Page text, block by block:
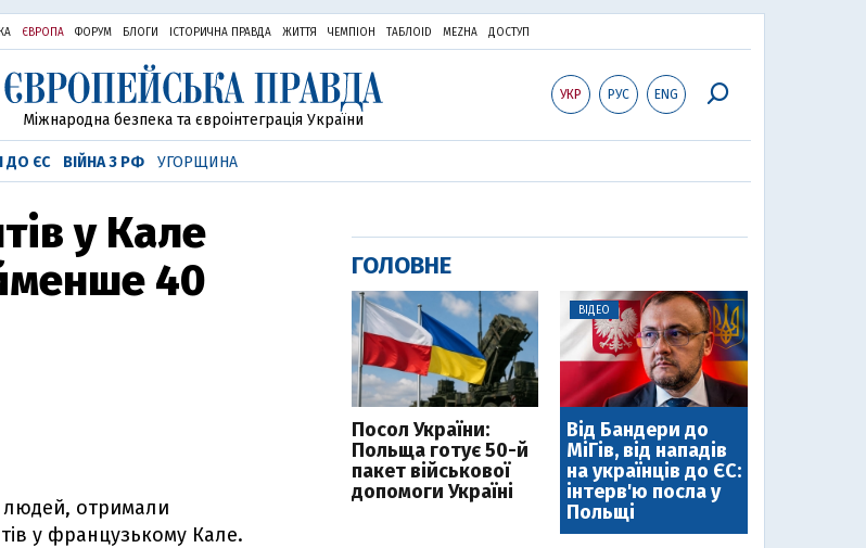
ЄВРОПА ФОРУМ БЛОГИ ІСТОРИЧНА ПРАВДА ЖИТТЯ ЧЕМПІОН ТАБЛОID MEZHA ДОСТУП
УКР РУС ENG
Міжнародна безпека та євроінтеграція України
ДО ЄС ВІЙНА З РФ УГОРЩИНА
у Кале
40
отримали
у французькому Кале.
ГОЛОВНЕ
Посол України:
Польща готує 50-й
пакет військової
допомоги Україні
ВІДЕО
Від Бандери до
МіГів, від нападів
на українців до ЄС:
інтерв'ю посла у
Польщі